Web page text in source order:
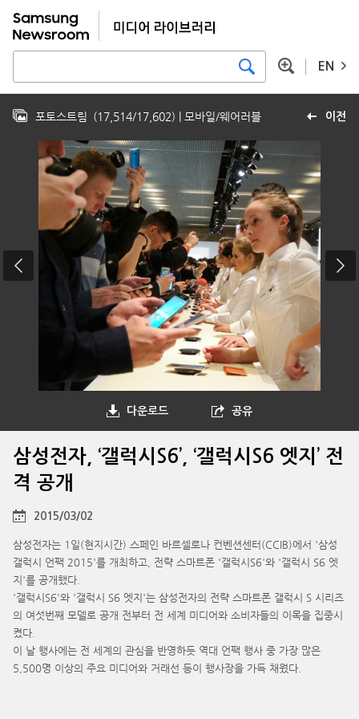
EN
이전
포토스트림 (17,514/17,602) | 모바일/웨어러블
다운로드 공유
삼성전자, ‘갤럭시S6’, ‘갤럭시S6 엣지’ 전
격 공개
2015/03/02
삼성전자는 1일(현지시간) 스페인 바르셀로나 컨벤션센터(CCIB)에서 '삼성
갤럭시 언팩 2015'를 개최하고, 전략 스마트폰 '갤럭시S6'와 '갤럭시 S6 엣
지'를 공개했다.
'갤럭시S6'와 '갤럭시 S6 엣지'는 삼성전자의 전략 스마트폰 갤럭시 S 시리즈
의 여섯번째 모델로 공개 전부터 전 세계 미디어와 소비자들의 이목을 집중시
켰다.
이 날 행사에는 전 세계의 관심을 반영하듯 역대 언팩 행사 중 가장 많은
5,500명 이상의 주요 미디어와 거래선 등이 행사장을 가득 채웠다.